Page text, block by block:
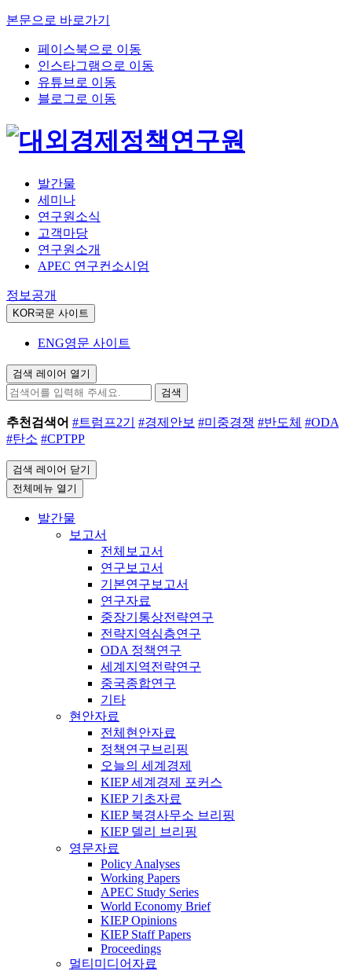
본문으로 바로가기
페이스북으로 이동
인스타그램으로 이동
유튜브로 이동
블로그로 이동
발간물
세미나
연구원소식
고객마당
연구원소개
APEC 연구컨소시엄
정보공개
KOR국문 사이트
ENG영문 사이트
검색 레이어 열기
검색
추천검색어 #트럼프2기 #경제안보 #미중경쟁 #반도체 #ODA
#탄소 #CPTPP
검색 레이어 닫기
전체메뉴 열기
발간물
보고서
전체보고서
연구보고서
기본연구보고서
연구자료
중장기통상전략연구
전략지역심층연구
ODA 정책연구
세계지역전략연구
중국종합연구
기타
현안자료
전체현안자료
정책연구브리핑
오늘의 세계경제
KIEP 세계경제 포커스
KIEP 기초자료
KIEP 북경사무소 브리핑
KIEP 델리 브리핑
영문자료
Policy Analyses
Working Papers
APEC Study Series
World Economy Brief
KIEP Opinions
KIEP Staff Papers
Proceedings
멀티미디어자료